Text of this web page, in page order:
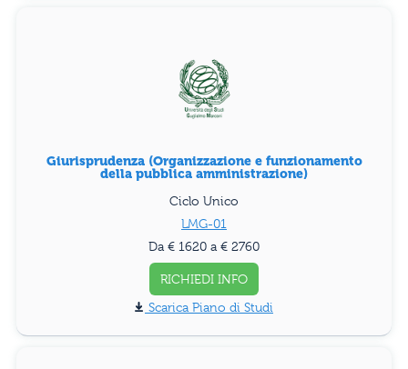
Giurisprudenza (Organizzazione e funzionamento
della pubblica amministrazione)
Ciclo Unico
LMG-01
Da € 1620 a € 2760
RICHIEDI INFO
Piano di Studi